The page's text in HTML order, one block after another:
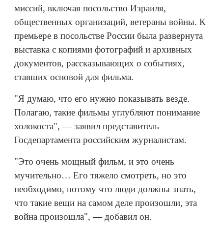
миссий, включая посольство Израиля,
общественных организаций, ветераны войны. К
премьере в посольстве России была развернута
выставка с копиями фотографий и архивных
документов, рассказывающих о событиях,
ставших основой для фильма.
"Я думаю, что его нужно показывать везде.
Полагаю, такие фильмы углубляют понимание
холокоста", — заявил представитель
Госдепартамента российским журналистам.
"Это очень мощный фильм, и это очень
мучительно… Его тяжело смотреть, но это
необходимо, потому что люди должны знать,
что такие вещи на самом деле произошли, эта
война произошла", — добавил он.